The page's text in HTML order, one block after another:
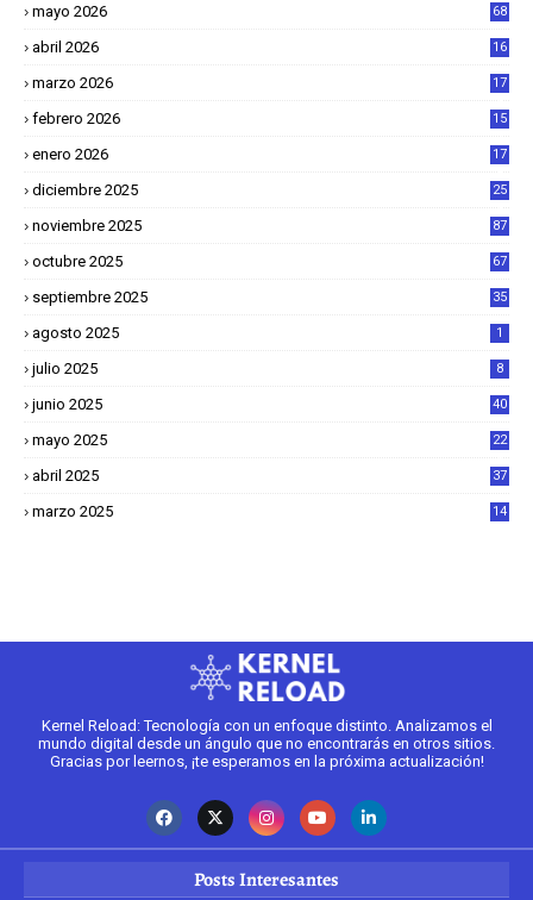
mayo 2026 68
abril 2026
16
marzo 2026
17
febrero 2026
15
enero 2026
17
diciembre 2025
25
noviembre 2025 87
octubre 2025 67
septiembre 2025 35
agosto 2025 1
julio 2025 8
junio 2025 40
mayo 2025
22
abril 2025
37
marzo 2025
14
Kernel Reload: Tecnología con un enfoque distinto. Analizamos el
mundo digital desde un ángulo que no encontrarás en otros sitios.
Gracias por leernos, ¡te esperamos en la próxima actualización!
Posts Interesantes